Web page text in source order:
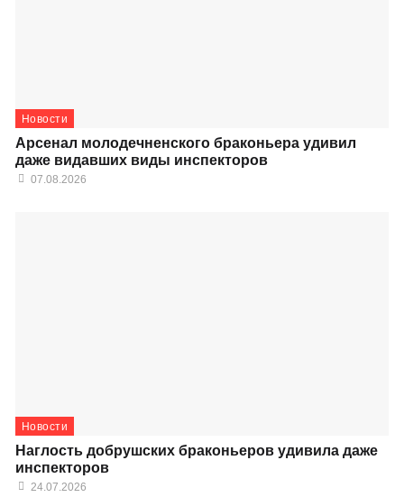
Новости
Арсенал молодечненского браконьера удивил
даже видавших виды инспекторов
07.08.2026
Новости
Наглость добрушских браконьеров удивила даже
инспекторов
24.07.2026